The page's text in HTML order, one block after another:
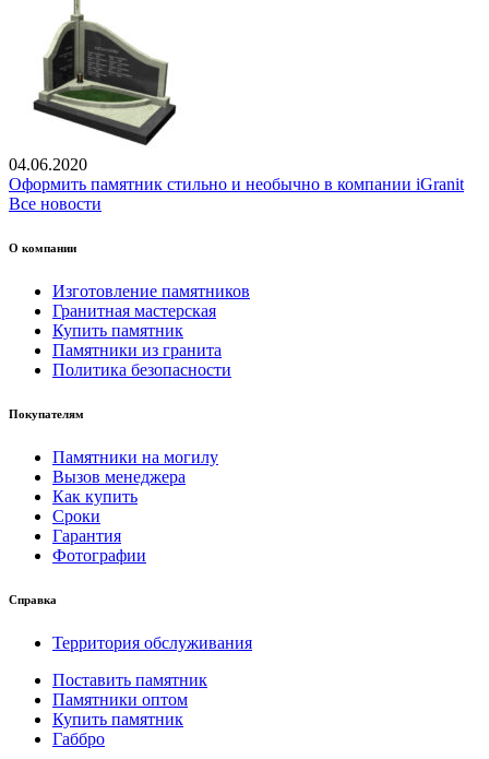
04.06.2020
Оформить памятник стильно и необычно в компании iGranit
Все новости
О компании
Изготовление памятников
Гранитная мастерская
Купить памятник
Памятники из гранита
Политика безопасности
Покупателям
Памятники на могилу
Вызов менеджера
Как купить
Сроки
Гарантия
Фотографии
Справка
Территория обслуживания
Поставить памятник
Памятники оптом
Купить памятник
Габбро